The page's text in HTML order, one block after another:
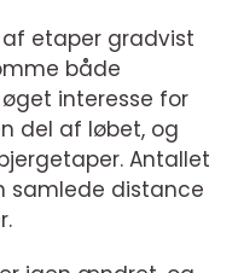
etaper gradvist
både
interesse for
del af løbet, og
Antallet
samlede distance